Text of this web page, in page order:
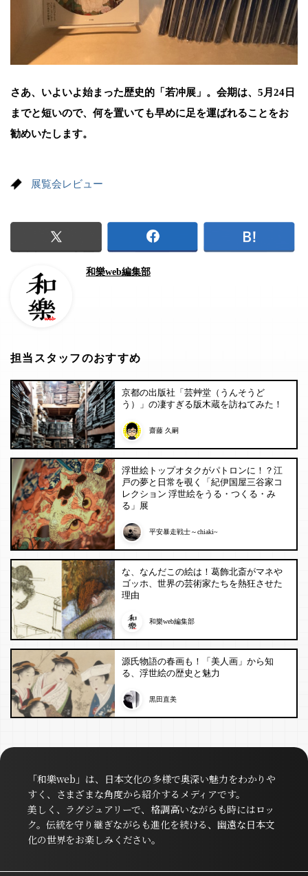
さあ、いよいよ始まった歴史的「若冲展」。会期は、5月24日
までと短いので、何を置いても早めに足を運ばれることをお
勧めいたします。
展覧会レビュー
和樂web編集部
担当スタッフのおすすめ
京都の出版社「芸艸堂（うんそうど
う）」の凄すぎる版木蔵を訪ねてみた！
齋藤 久嗣
浮世絵トップオタクがパトロンに！？江
戸の夢と日常を覗く「紀伊国屋三谷家コ
レクション 浮世絵をうる・つくる・み
る」展
平安暴走戦士～chiaki~
な、なんだこの絵は！葛飾北斎がマネや
ゴッホ、世界の芸術家たちを熱狂させた
理由
和樂web編集部
源氏物語の春画も！「美人画」から知
る、浮世絵の歴史と魅力
黒田直美
「和樂web」は、日本文化の多様で奥深い魅力をわかりや
すく、さまざまな角度から紹介するメディアです。
美しく、ラグジュアリーで、格調高いながらも時にはロッ
ク。伝統を守り継ぎながらも進化を続ける、幽遠な日本文
化の世界をお楽しみください。